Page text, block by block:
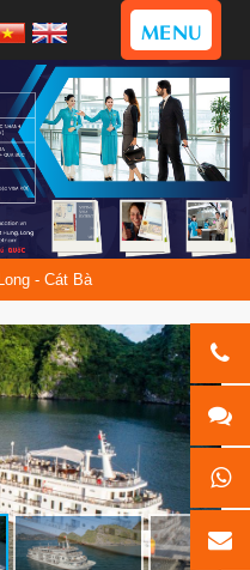
MENU
- Cát Bà